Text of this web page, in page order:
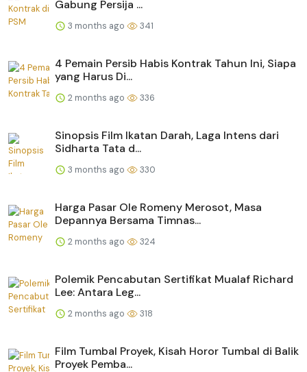
Gabung Persija ...
3 months ago 341
4 Pemain Persib Habis Kontrak Tahun Ini, Siapa
yang Harus Di...
2 months ago 336
Sinopsis Film Ikatan Darah, Laga Intens dari
Sidharta Tata d...
3 months ago 330
Harga Pasar Ole Romeny Merosot, Masa
Depannya Bersama Timnas...
2 months ago 324
Polemik Pencabutan Sertifikat Mualaf Richard
Lee: Antara Leg...
2 months ago 318
Film Tumbal Proyek, Kisah Horor Tumbal di Balik
Proyek Pemba...